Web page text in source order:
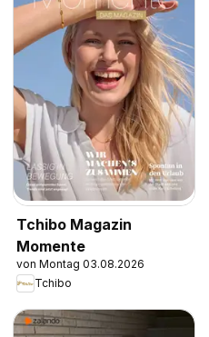
Tchibo Magazin
Momente
von Montag 03.08.2026
Tchibo